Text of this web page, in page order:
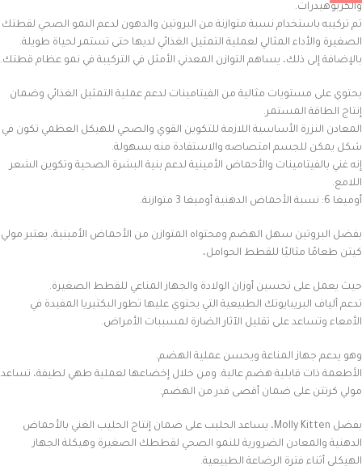
والكربوهيدرات.
تم تركيبه باستخدام نسبة متوازنة من البروتين والدهون لدعم النمو الصحي لقطتك
الصغيرة والأداء المثالي لعملية التمثيل الغذائي لديها حتى تستمر لحياة طويلة.
بالإضافة إلى ذلك، يساهم التوازن المعدني الأمثل في التركيبة في نمو عظام قطتك.
يحتوي على مستويات مثالية من الفيتامينات لدعم عملية التمثيل الغذائي وضمان
إنتاج الطاقة المستمر.
المعادن النزرة الأساسية اللازمة للتكوين القوي والصحي للهيكل العظمي تكون في
شكل يمكن للجسم امتصاصه والاستفادة منه بسهولة.
إنه غني بالفيتامينات والأحماض الأمينية لدعم بنية البشرة الصحية وتكوين الشعر
اللامع.
أوميغا 6: نسبة الأحماض الدهنية أوميغا 3 متوازنة.
بفضل البروتين سهل الهضم ومحتواه المتوازن من الأحماض الأمينية، يعتبر مولي
كيتن طعامًا مثاليًا للقطط الحوامل،
حيث يعمل على تحسين أوزان الولادة والجهاز المناعي للقطط الصغيرة.
تدعم ألياف البريبايوتك الطبيعية التي يحتوي عليها تطور البكتيريا المفيدة في
الأمعاء وتساعد على تقليل الآثار الضارة لمسببات الأمراض.
وهو يدعم جهاز المناعة ويحسن عملية الهضم.
الأطعمة ذات قابلية هضم عالية. ومن خلال إخضاعها لعملية طهي لطيفة، تساعد
مولي كرتتن على ضمان أقصى قدر من الهضم.
بفضل Molly Kitten، يساعد الحليب على ضمان إنتاج الحليب الغني بالأحماض
الدهنية والمعادن الضرورية للنمو الصحي لقططك الصغيرة وهيكلة الجهاز
الهيكلي أثناء فترة الرضاعة الطبيعية.